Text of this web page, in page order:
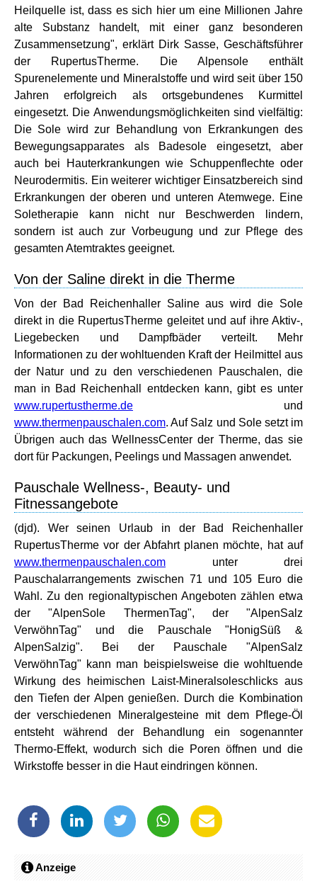
Heilquelle ist, dass es sich hier um eine Millionen Jahre
alte Substanz handelt, mit einer ganz besonderen
Zusammensetzung", erklärt Dirk Sasse, Geschäftsführer
der RupertusTherme. Die Alpensole enthält
Spurenelemente und Mineralstoffe und wird seit über 150
Jahren erfolgreich als ortsgebundenes Kurmittel
eingesetzt. Die Anwendungsmöglichkeiten sind vielfältig:
Die Sole wird zur Behandlung von Erkrankungen des
Bewegungsapparates als Badesole eingesetzt, aber
auch bei Hauterkrankungen wie Schuppenflechte oder
Neurodermitis. Ein weiterer wichtiger Einsatzbereich sind
Erkrankungen der oberen und unteren Atemwege. Eine
Soletherapie kann nicht nur Beschwerden lindern,
sondern ist auch zur Vorbeugung und zur Pflege des
gesamten Atemtraktes geeignet.
Von der Saline direkt in die Therme
Von der Bad Reichenhaller Saline aus wird die Sole
direkt in die RupertusTherme geleitet und auf ihre Aktiv-,
Liegebecken und Dampfbäder verteilt. Mehr
Informationen zu der wohltuenden Kraft der Heilmittel aus
der Natur und zu den verschiedenen Pauschalen, die
man in Bad Reichenhall entdecken kann, gibt es unter
www.rupertustherme.de und
www.thermenpauschalen.com. Auf Salz und Sole setzt im
Übrigen auch das WellnessCenter der Therme, das sie
dort für Packungen, Peelings und Massagen anwendet.
Pauschale Wellness-, Beauty- und
Fitnessangebote
(djd). Wer seinen Urlaub in der Bad Reichenhaller
RupertusTherme vor der Abfahrt planen möchte, hat auf
www.thermenpauschalen.com unter drei
Pauschalarrangements zwischen 71 und 105 Euro die
Wahl. Zu den regionaltypischen Angeboten zählen etwa
der "AlpenSole ThermenTag", der "AlpenSalz
VerwöhnTag" und die Pauschale "HonigSüß &
AlpenSalzig". Bei der Pauschale "AlpenSalz
VerwöhnTag" kann man beispielsweise die wohltuende
Wirkung des heimischen Laist-Mineralsoleschlicks aus
den Tiefen der Alpen genießen. Durch die Kombination
der verschiedenen Mineralgesteine mit dem Pflege-Öl
entsteht während der Behandlung ein sogenannter
Thermo-Effekt, wodurch sich die Poren öffnen und die
Wirkstoffe besser in die Haut eindringen können.
Anzeige